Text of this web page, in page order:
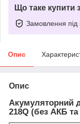
Що таке купити
Замовлення під
Опис
Опис
Акумуляторний
218Q (без АКБ